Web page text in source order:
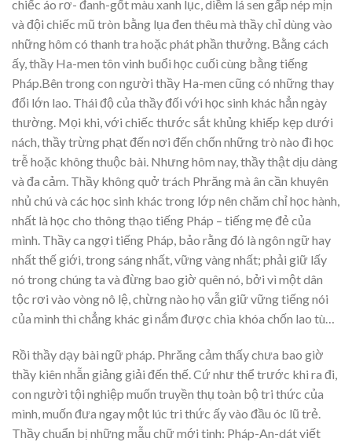
chiếc áo rơ- đanh-gốt màu xanh lục, diềm lá sen gấp nép mịn
và đội chiếc mũ tròn bằng lụa đen thêu mà thầy chỉ dùng vào
những hôm có thanh tra hoặc phát phần thưởng. Bằng cách
ấy, thầy Ha-men tôn vinh buổi học cuối cùng bằng tiếng
Pháp.Bên trong con người thầy Ha-men cũng có những thay
đổi lớn lao. Thái độ của thầy đối với học sinh khác hẳn ngày
thường. Mọi khi, với chiếc thước sắt khủng khiếp kẹp dưới
nách, thầy trừng phạt đến nơi đến chốn những trò nào đi học
trễ hoặc không thuộc bài. Nhưng hôm nay, thầy thật dịu dàng
và đa cảm. Thầy không quở trách Phrăng mà ân cần khuyên
nhủ chú và các học sinh khác trong lớp nên chăm chỉ học hành,
nhất là học cho thông thạo tiếng Pháp – tiếng mẹ đẻ của
mình. Thầy ca ngợi tiếng Pháp, bảo rằng đó là ngôn ngữ hay
nhất thế giới, trong sáng nhất, vững vàng nhất; phải giữ lấy
nó trong chúng ta và đừng bao giờ quên nó, bởi vì một dân
tộc rơi vào vòng nô lệ, chừng nào họ vẫn giữ vững tiếng nói
của mình thì chẳng khác gì nắm được chìa khóa chốn lao tù…
Rồi thầy dạy bài ngữ pháp. Phrăng cảm thấy chưa bao giờ
thầy kiên nhẫn giảng giải đến thế. Cứ như thể trước khi ra đi,
con người tội nghiệp muốn truyền thụ toàn bộ tri thức của
mình, muốn đưa ngay một lúc tri thức ấy vào đầu óc lũ trẻ.
Thầy chuẩn bị những mẫu chữ mới tinh: Pháp-An-dát viết